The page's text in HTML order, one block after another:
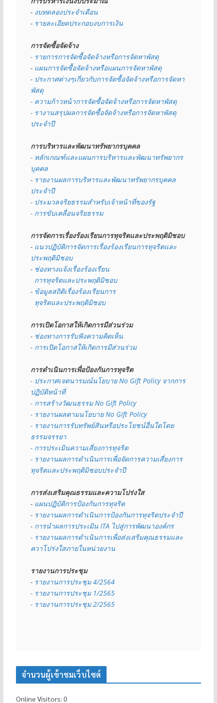
- งบทดลองประจำเดือน
- รายละเอียดประกอบงบการเงิน
การจัดซื้อจัดจ้าง
- รายการการจัดซื้อจัดจ้างหรือการจัดหาพัสดุ
- แผนการจัดซื้อจัดจ้างหรือแผนการจัดหาพัสดุ
- ประกาศต่างๆเกี่ยวกับการจัดซื้อจัดจ้างหรือการจัดหา
พัสดุ
- ความก้าวหน้าการจัดซื้อจัดจ้างหรือการจัดหาพัสดุ
- รางานสรุปผลการจัดซื้อจัดจ้างหรือการจัดหาพัสดุ
ประจำปี
การบริหารและพัฒนาทรัพยากรบุคคล
- หลักเกณฑ์และแผนการบริหารและพัฒนาทรัพยากร
บุคคล
- รายงานผลการบริหารและพัฒนาทรัพยากรบุคคล
ประจำปี
- ประมวลจริยธรรมสำหรับเจ้าหน้าที่ของรัฐ
- การขับเคลื่อนจริยธรรม
การจัดการเรื่องร้องเรียนการทุจริตและประพฤติมิชอบ
- แนวปฏิบัติการจัดการเรื่องร้องเรียนการทุจริตและ
ประพฤติมิชอบ
- ช่องทางแจ้งเรื่องร้องเรียน
  การทุจริตและประพฤติมิชอบ
- ข้อมูลสถิติเรื่องร้องเรียนการ
  ทุจริตและประพฤติมิชอบ
การเปิดโอกาสให้เกิดการมีส่วนร่วม
- ช่องทางการรับฟังความคิดเห็น
- การเปิดโอกาสให้เกิดการมีส่วนร่วม
การดำเนินการเพื่อป้องกันการทุจริต
- ประกาศเจตนารมณ์นโยบาย No Gift Policy จากการ
ปฏิบัติหน้าที่
- การสร้างวัฒนธรรม No Gift Policy
- รายงานผลตามนโยบาย No Gift Policy
- รายงานการรับทรัพย์สินหรือประโยชน์อื่นใดโดย
ธรรมจรรยา
- การประเมินความเสี่ยงการทุจริต
- รายงานผลการดำเนินการเพื่อจัดการความเสี่ยงการ
ทุจริตและประพฤติมิชอบประจำปี
การส่งเสริมคุณธรรมและความโปร่งใส
- แผนปฏิบัติการป้องกันการทุจริต
- รายงานผลการดำเนินการป้องกันการทุจริตประจำปี
- การนำผลการประเมิน ITA ไปสู่การพัฒนาองค์กร
- รายงานผลการดำเนินการเพื่อส่งเสริมคุณธรรมและ
ควาโปร่งใสภายในหน่วยงาน
รายงานการประชุม
- รายงานการประชุม 4/2564
- รายงานการประชุม 1/2565
- รายงานการประชุม 2/2565
จำนวนผู้เข้าชมเว็บไซต์
Online Visitors: 0